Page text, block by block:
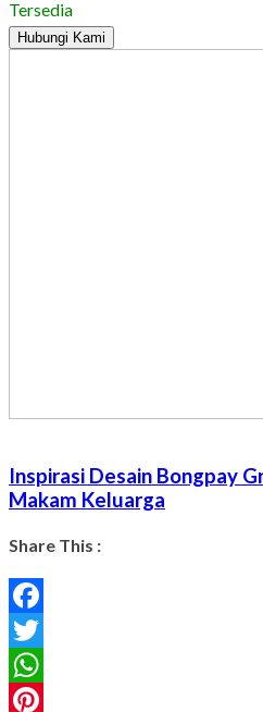
Tersedia
Hubungi Kami
Inspirasi Desain Bongpay
Makam Keluarga
Share This :
Facebook
Twitter
WhatsApp